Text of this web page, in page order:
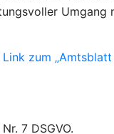
Umgang
Link zum
7 DSGVO.